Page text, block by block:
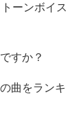
ーンボイス
すか？
曲をランキ